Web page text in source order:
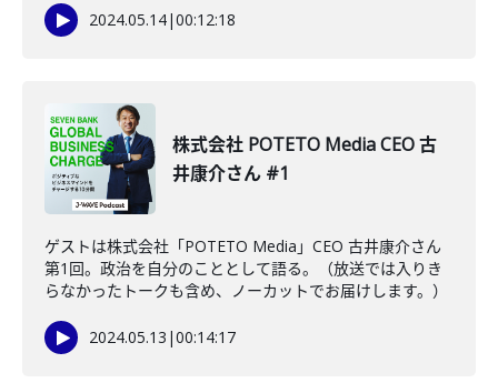
2024.05.14|00:12:18
株式会社 POTETO Media CEO 古
井康介さん #1
ゲストは株式会社「POTETO Media」CEO 古井康介さん
第1回。政治を自分のこととして語る。（放送では入りき
らなかったトークも含め、ノーカットでお届けします。）
2024.05.13 |00:14:17